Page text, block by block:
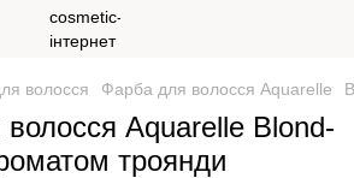
волосся Фарба для волосся Aquarelle
волосся Aquarelle Blond-
троянди